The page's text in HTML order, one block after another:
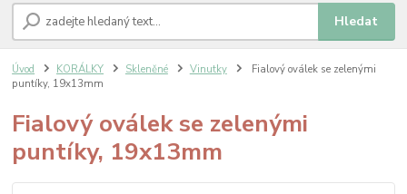
Hledat
Úvod KORÁLKY Skleněné Vinutky
Fialový oválek se zelenými
puntíky, 19x13mm
Fialový oválek se zelenými
puntíky, 19x13mm